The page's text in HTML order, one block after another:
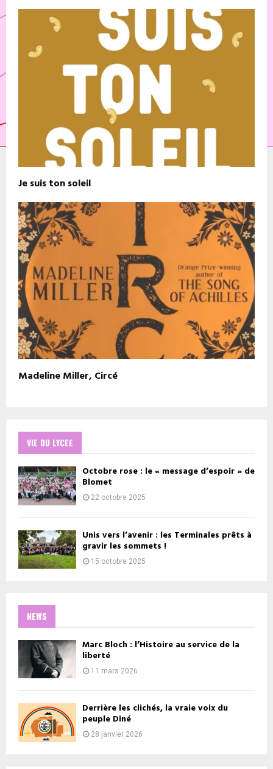
Je suis ton soleil
Madeline Miller, Circé
VIE DU LYCEE
Octobre rose : le « message d’espoir » de
Blomet
22 octobre 2025
Unis vers l’avenir : les Terminales prêts à
gravir les sommets !
15 octobre 2025
NEWS
Marc Bloch : l’Histoire au service de la
liberté
11 mars 2026
Derrière les clichés, la vraie voix du
peuple Diné
28 janvier 2026